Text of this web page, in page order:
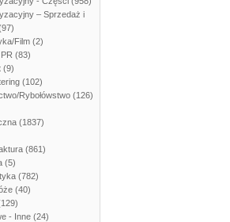
– Sprzedaż i
Film (2)
(83)
(9)
(102)
Rybołówstwo (126)
(1837)
(861)
(5)
(782)
(40)
- Inne (24)